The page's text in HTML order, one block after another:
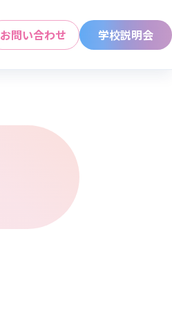
お問い合わせ 学校説明会